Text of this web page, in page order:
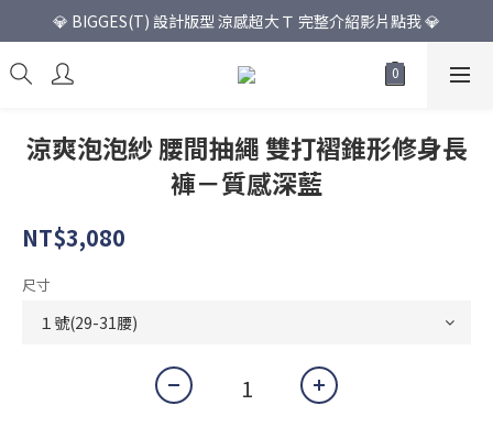
💎 BIGGES(T) 設計版型 涼感超大Ｔ 完整介紹影片點我 💎
涼爽泡泡紗 腰間抽繩 雙打褶錐形修身長
褲－質感深藍
NT$3,080
尺寸